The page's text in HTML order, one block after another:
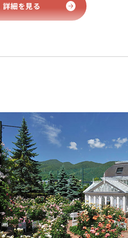
詳細を見る
ー・バッセル
Darcey Bussell